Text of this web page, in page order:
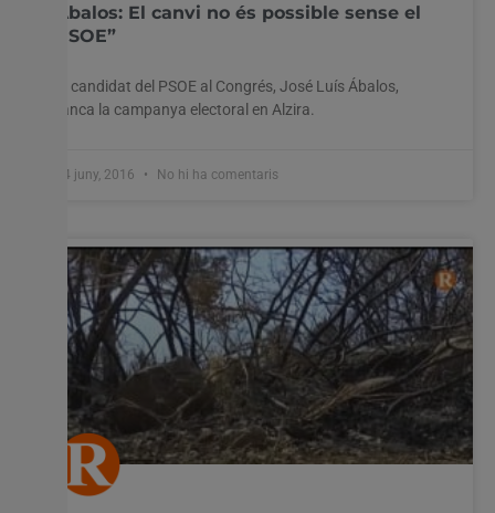
Ábalos: El canvi no és possible sense el
PSOE”
El candidat del PSOE al Congrés, José Luís Ábalos,
tanca la campanya electoral en Alzira.
24 juny, 2016 No hi ha comentaris